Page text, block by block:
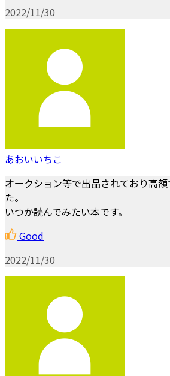
2022/11/30
あおいいちこ
オークション等で出品されており高
た。
いつか読んでみたい本です。
Good
2022/11/30